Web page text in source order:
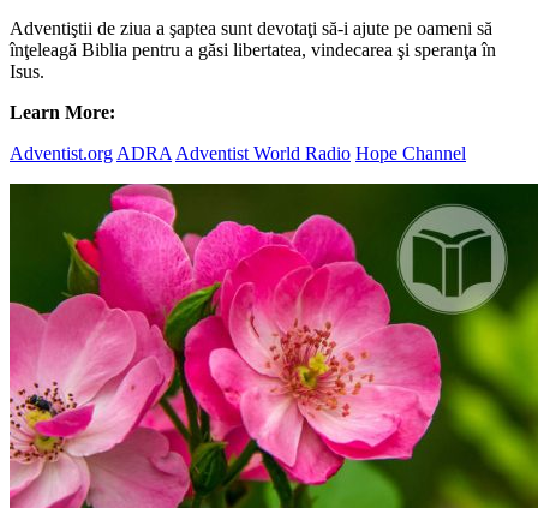
Adventiştii de ziua a şaptea sunt devotaţi să-i ajute pe oameni să
înţeleagă Biblia pentru a găsi libertatea, vindecarea şi speranţa în
Isus.
Learn More:
Adventist.org ADRA Adventist World Radio Hope Channel